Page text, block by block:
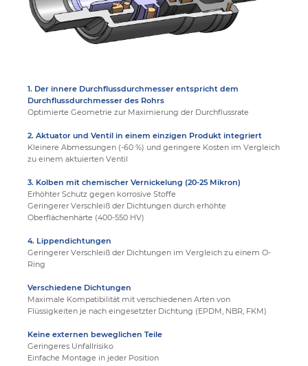
1. Der innere Durchflussdurchmesser entspricht dem
Durchflussdurchmesser des Rohrs
Optimierte Geometrie zur Maximierung der Durchflussrate
2. Aktuator und Ventil in einem einzigen Produkt integriert
Kleinere Abmessungen (-60 %) und geringere Kosten im Vergleich
zu einem aktuierten Ventil
3. Kolben mit chemischer Vernickelung (20-25 Mikron)
Erhöhter Schutz gegen korrosive Stoffe
Geringerer Verschleiß der Dichtungen durch erhöhte
Oberflächenhärte (400-550 HV)
4. Lippendichtungen
Geringerer Verschleiß der Dichtungen im Vergleich zu einem O-
Ring
Verschiedene Dichtungen
Maximale Kompatibilität mit verschiedenen Arten von
Flüssigkeiten je nach eingesetzter Dichtung (EPDM, NBR, FKM)
Keine externen beweglichen Teile
Geringeres Unfallrisiko
Einfache Montage in jeder Position